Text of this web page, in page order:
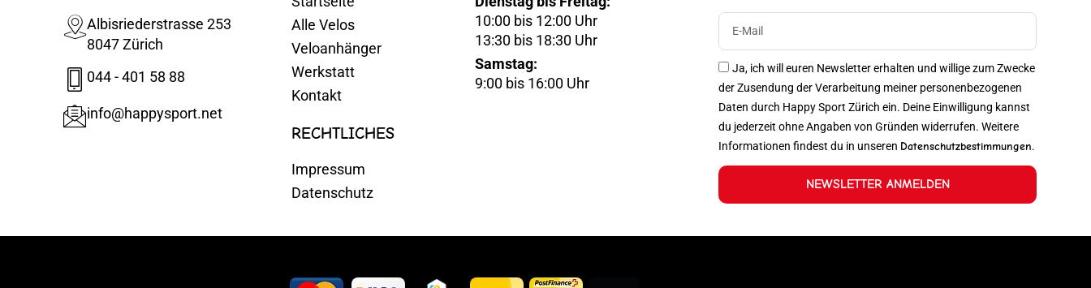
Albisriederstrasse 253
8047 Zürich
044 - 401 58 88
info@happysport.net
Alle Velos
Veloanhänger
Werkstatt
Kontakt
RECHTLICHES
Impressum
Datenschutz
10:00 bis 12:00 Uhr
13:30 bis 18:30 Uhr
Samstag:
9:00 bis 16:00 Uhr
Ja, ich will euren Newsletter erhalten und willige zum Zwecke
der Zusendung der Verarbeitung meiner personenbezogenen
Daten durch Happy Sport Zürich ein. Deine Einwilligung kannst
du jederzeit ohne Angaben von Gründen widerrufen. Weitere
Informationen findest du in unseren Datenschutzbestimmungen.
NEWSLETTER ANMELDEN